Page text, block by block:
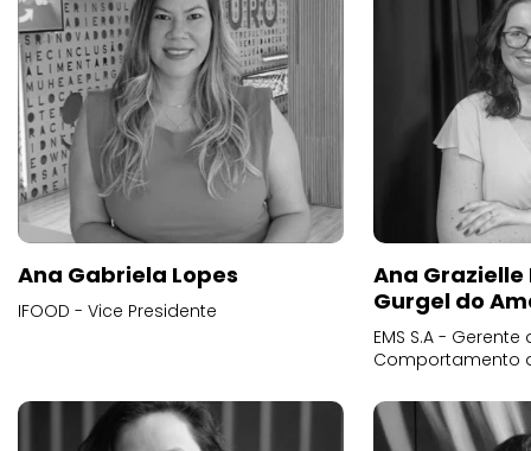
Ana Gabriela Lopes
IFOOD - Vice Presidente
Ana
Gurgel do
EMS S.A -
Comportamento